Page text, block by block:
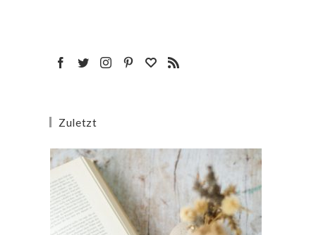
Zuletzt